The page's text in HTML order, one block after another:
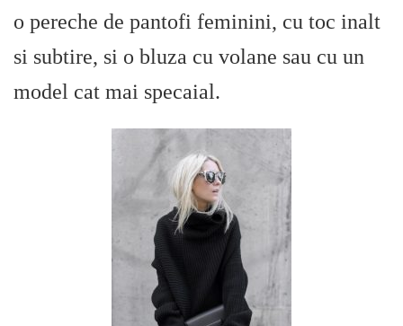
o pereche de pantofi feminini, cu toc inalt
si subtire, si o bluza cu volane sau cu un
model cat mai specaial.